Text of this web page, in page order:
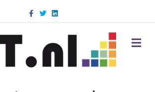
c
k
T
w
i
n
d
M
E